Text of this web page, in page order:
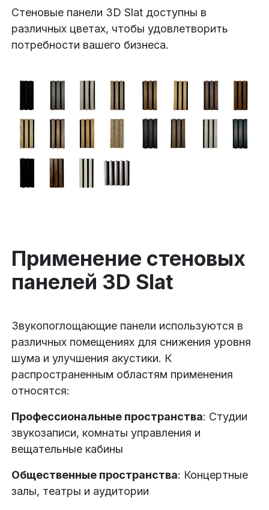
Стеновые панели 3D Slat доступны в
различных цветах, чтобы удовлетворить
потребности вашего бизнеса.
Применение стеновых
панелей 3D Slat
Звукопоглощающие панели используются в
различных помещениях для снижения уровня
шума и улучшения акустики. К
распространенным областям применения
относятся:
Профессиональные пространства: Студии
звукозаписи, комнаты управления и
вещательные кабины
Общественные пространства: Концертные
залы, театры и аудитории